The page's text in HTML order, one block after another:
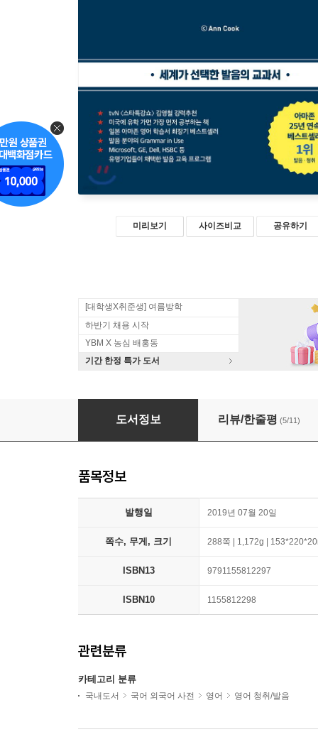
미리보기 사이즈비교 공유하기
[대학생X취준생] 여름방학
하반기 채용 시작
YBM X 농심 배홍동
기간 한정 특가 도서
AAT (2019) : 미국식 영어 발음 집중 훈련
도서정보 리뷰/한줄평 (5/11)
품목정보
발행일 2019년 07월 20일
쪽수, 무게, 크기 288쪽 | 1,172g |
ISBN13 9791155812297
ISBN10 1155812298
관련분류
카테고리 분류
국내도서 국어 외국어 사전 영어 영어 청취/발음